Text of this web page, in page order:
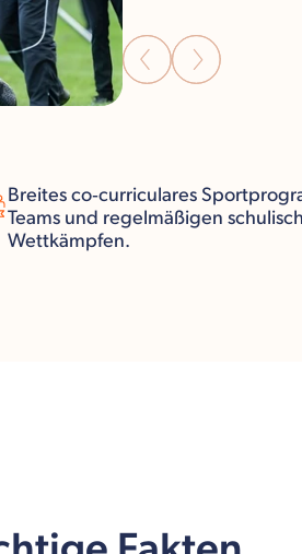
Breites co‑curriculares
Teams und regelmäßigen
Wettkämpfen.